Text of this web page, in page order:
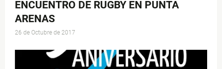
ENCUENTRO DE RUGBY EN PUNTA
ARENAS
26 de Octubre de 2017